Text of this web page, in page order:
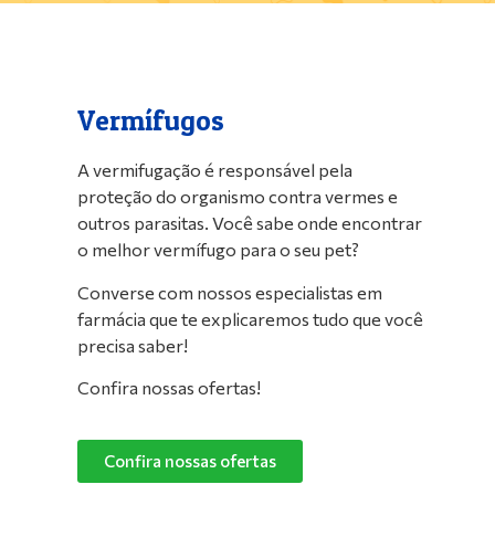
Vermífugos
A vermifugação é responsável pela
proteção do organismo contra vermes e
outros parasitas. Você sabe onde encontrar
o melhor vermífugo para o seu pet?
Converse com nossos especialistas em
farmácia que te explicaremos tudo que você
precisa saber!
Confira nossas ofertas!
Confira nossas ofertas